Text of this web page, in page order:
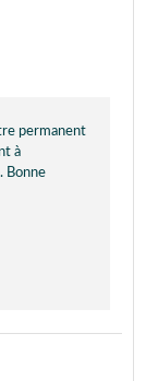
permanent
à
Bonne